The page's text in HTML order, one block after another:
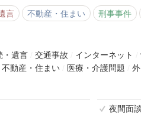
言 不動産・住まい 刑事事件
・遺言 交通事故 インターネット
不動産・住まい 医療・介護問題
夜間面